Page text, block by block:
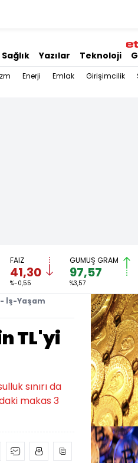
Sağlık Yazılar Teknoloji
Enerji Emlak Girişimcilik
FAİZ
41,30
%-0,55
GÜMÜŞ GRAM
97,57
%3,57
- İş-Yaşam
TL'yi
sınırı da
makas 3